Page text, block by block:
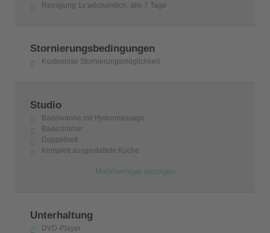
Reinigung 1x wöchentlich, alle 7 Tage
Stornierungsbedingungen
Kostenlose Stornierungsmöglichkeit
Studio
Badewanne mit Hydromassage
Badezimmer
Doppelbett
Komplett ausgestattete Küche
Mehr/weniger anzeigen
Unterhaltung
DVD-Player